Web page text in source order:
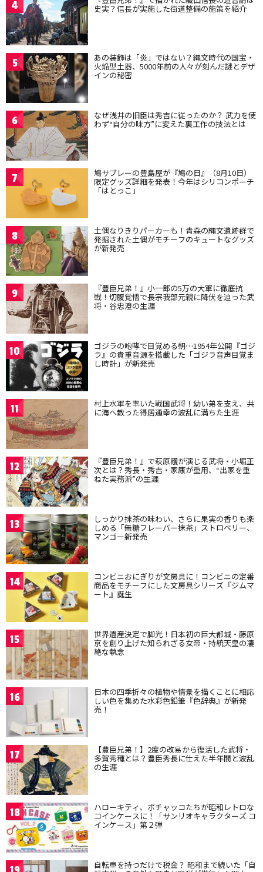
4 史実？信長が実施した街道整備の施策を紹介
5 あの装飾は「炎」ではない？縄文時代の国宝・
火焔型土器、5000年前の人々が刻んだ謎とデザ
インの秘密
6 なぜ浅井の旧臣は秀吉に従ったのか？ 武力を使
わず“自分の味方”に変えた裏工作の技法とは
7 鳩サブレーの豊島屋が『鳩の日』（8月10日）
限定グッズ詳細を発表！今年はシリコンポーチ
「はとっこ」
8 土偶なりきりパーカーも！青森の縄文遺跡群で
発掘された土偶がモチーフのキュートなグッズ
が新発売
9 『豊臣兄弟！』小一郎の5万の大軍に徹底抗
戦！切腹覚悟で長宗我部元親に降伏を迫った武
将・谷忠澄の生涯
10 ゴジラの咆哮で目覚める朝…1954年公開『ゴジ
ラ』の貴重音源を搭載した「ゴジラ音声目覚ま
し時計」が新発売
11 村上水軍を率いた戦国武将！幼い弟を支え、共
に海へ散った得居通幸の波乱に満ちた生涯
12 『豊臣兄弟！』で萩原護が演じる武将・小堀正
次とは？秀長・秀吉・家康が重用、“出家を重
ねた実務派”の生涯
13 しっかり抹茶の味わい、さらに果実の香りも楽
しめる「無糖フレーバー抹茶」ストロベリー、
マンゴー新発売
14 コンビニおにぎりが文房具に！コンビニの定番
商品をモチーフにした文房具シリーズ『ジムマ
ート』誕生
15 世界遺産決定で脚光！日本初の巨大都城・藤原
京を創り上げた知られざる女帝・持統天皇の凄
絶な執念
16 日本の四季折々の植物や情景を描くことに相応
しい色を集めた水彩色鉛筆『色辞典』が新発
売！
17 【豊臣兄弟！】2度の改易から復活した武将・
多賀秀種とは？豊臣秀長に仕えた半年間と波乱
の生涯
18 ハローキティ、ポチャッコたちが昭和レトロな
コインケースに！「サンリオキャラクターズ コ
インケース」第２弾
自転車を持つだけで税金？ 昭和まで続いた「自